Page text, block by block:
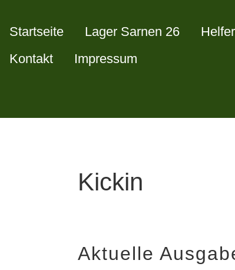
Startseite Lager Sarnen 26
Kontakt
Impressum
Kickin
Aktuelle